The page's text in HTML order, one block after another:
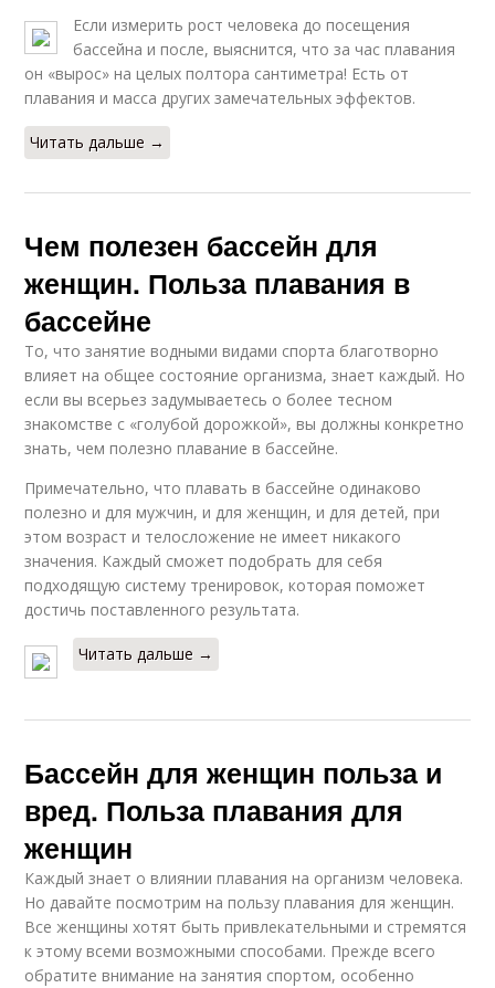
Если измерить рост человека до посещения
бассейна и после, выяснится, что за час плавания
он «вырос» на целых полтора сантиметра! Есть от
плавания и масса других замечательных эффектов.
Читать дальше →
Чем полезен бассейн для
женщин. Польза плавания в
бассейне
То, что занятие водными видами спорта благотворно
влияет на общее состояние организма, знает каждый. Но
если вы всерьез задумываетесь о более тесном
знакомстве с «голубой дорожкой», вы должны конкретно
знать, чем полезно плавание в бассейне.
Примечательно, что плавать в бассейне одинаково
полезно и для мужчин, и для женщин, и для детей, при
этом возраст и телосложение не имеет никакого
значения. Каждый сможет подобрать для себя
подходящую систему тренировок, которая поможет
достичь поставленного результата.
Читать дальше →
Бассейн для женщин польза и
вред. Польза плавания для
женщин
Каждый знает о влиянии плавания на организм человека.
Но давайте посмотрим на пользу плавания для женщин.
Все женщины хотят быть привлекательными и стремятся
к этому всеми возможными способами. Прежде всего
обратите внимание на занятия спортом, особенно